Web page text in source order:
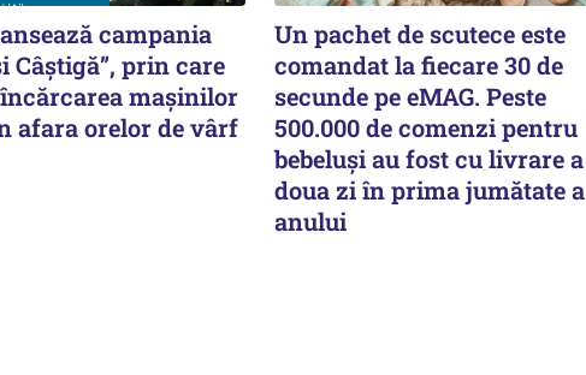
campania
Câștigă”, prin care
mașinilor
afara orelor de vârf
Un pachet de scutece este
comandat la fiecare 30 de
secunde pe eMAG. Peste
500.000 de comenzi pentru
bebeluși au fost cu livrare a
doua zi în prima jumătate a
anului